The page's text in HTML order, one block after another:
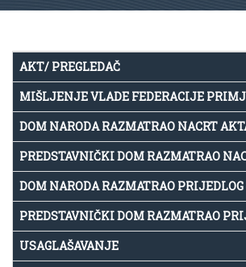
AKT/ PREGLEDAČ
MIŠLJENJE VLADE FEDERACIJE
DOM NARODA RAZMATRAO NACRT
PREDSTAVNIČKI DOM RAZMATRAO
DOM NARODA RAZMATRAO
PREDSTAVNIČKI DOM RAZMATRAO
USAGLAŠAVANJE